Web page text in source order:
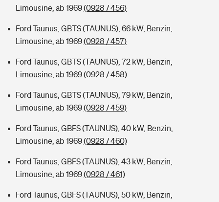
Limousine, ab 1969(0928 / 456)
Ford Taunus, GBTS (TAUNUS), 66 kW, Benzin,
Limousine, ab 1969(0928 / 457)
Ford Taunus, GBTS (TAUNUS), 72 kW, Benzin,
Limousine, ab 1969(0928 / 458)
Ford Taunus, GBTS (TAUNUS), 79 kW, Benzin,
Limousine, ab 1969(0928 / 459)
Ford Taunus, GBFS (TAUNUS), 40 kW, Benzin,
Limousine, ab 1969(0928 / 460)
Ford Taunus, GBFS (TAUNUS), 43 kW, Benzin,
Limousine, ab 1969(0928 / 461)
Ford Taunus, GBFS (TAUNUS), 50 kW, Benzin,